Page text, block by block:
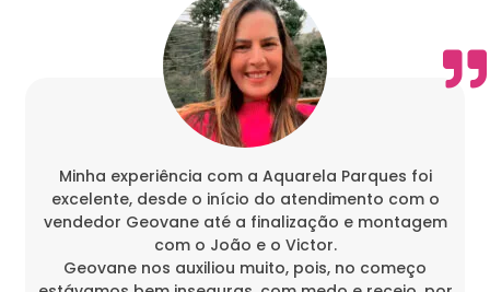
Minha experiência com a Aquarela Parques foi
excelente, desde o início do atendimento com o
vendedor Geovane até a finalização e montagem
com o João e o Victor.
Geovane nos auxiliou muito, pois, no começo